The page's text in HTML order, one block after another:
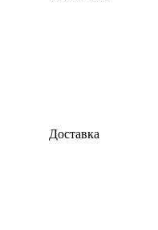
Доставка